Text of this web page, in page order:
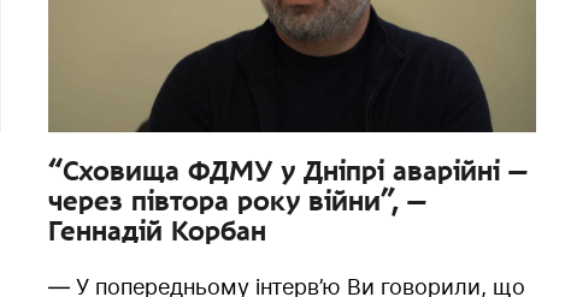
“Сховища ФДМУ у Дніпрі аварійні —
через півтора року війни”, —
Геннадій Корбан
— У попередньому інтерв’ю Ви говорили, що